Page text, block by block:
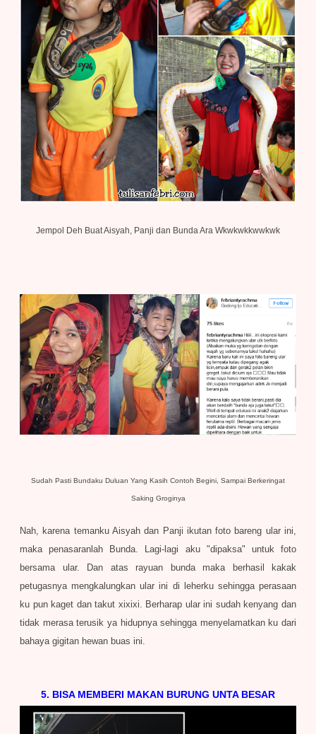
Jempol Deh Buat Aisyah, Panji dan Bunda Ara Wkwkwkkwwkwk
Sudah Pasti Bundaku Duluan Yang Kasih Contoh Begini, Sampai Berkeringat
Saking Groginya
Nah, karena temanku Aisyah dan Panji ikutan foto bareng ular ini,
maka penasaranlah Bunda. Lagi-lagi aku "dipaksa" untuk foto
bersama ular. Dan atas rayuan bunda maka berhasil kakak
petugasnya mengkalungkan ular ini di leherku sehingga perasaan
ku pun kaget dan takut xixixi. Berharap ular ini sudah kenyang dan
tidak merasa terusik ya hidupnya sehingga menyelamatkan ku dari
bahaya gigitan hewan buas ini.
5. BISA MEMBERI MAKAN BURUNG UNTA BESAR